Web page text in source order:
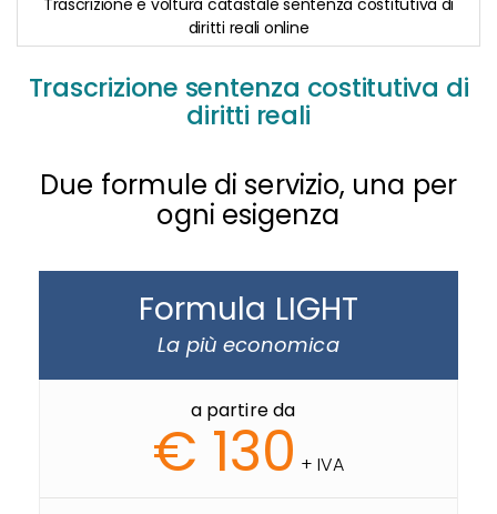
diritti reali online
the
images
gallery
Trascrizione sentenza costitutiva di
diritti reali
Due formule di servizio, una per
ogni esigenza
Formula LIGHT
La più economica
a partire da
€ 130 + IVA